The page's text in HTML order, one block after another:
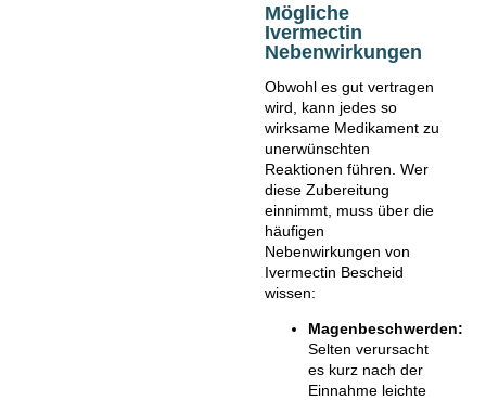
Mögliche
Ivermectin
Nebenwirkungen
Obwohl es gut vertragen
wird, kann jedes so
wirksame Medikament zu
unerwünschten
Reaktionen führen. Wer
diese Zubereitung
einnimmt, muss über die
häufigen
Nebenwirkungen von
Ivermectin Bescheid
wissen:
Magenbeschwerden:
Selten verursacht
es kurz nach der
Einnahme leichte